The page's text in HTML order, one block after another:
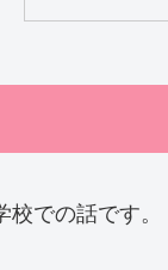
での話です。